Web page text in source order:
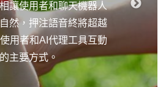
讓使用者和聊天機器人
然，押注語音終將超越
用者和AI代理工具互動
的主要方式。